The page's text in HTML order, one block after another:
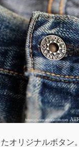
オリジナルボタン。